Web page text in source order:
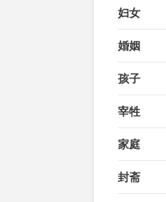
妇女
婚姻
孩子
宰牲
家庭
封斋